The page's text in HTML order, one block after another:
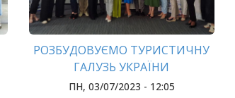
РОЗБУДОВУЄМО ТУРИСТИЧНУ
ГАЛУЗЬ УКРАЇНИ
ПН, 03/07/2023 - 12:05